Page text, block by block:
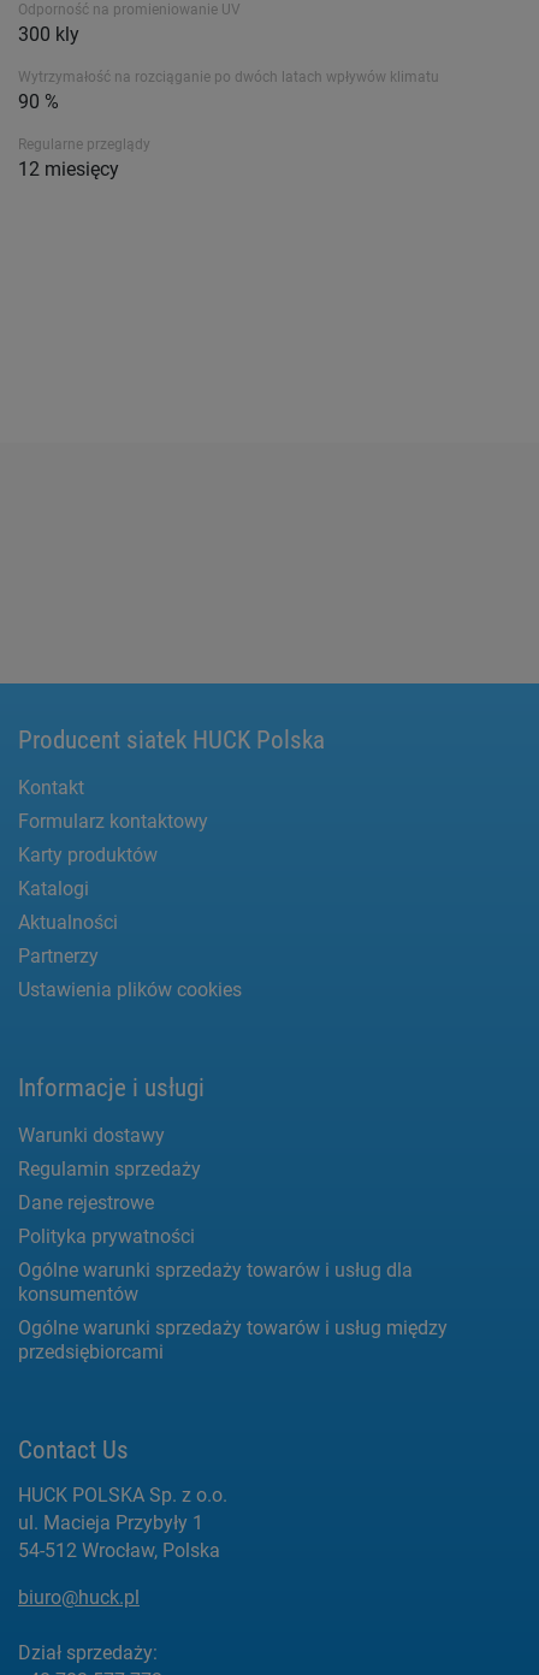
Odporność na promieniowanie UV
300 kly
Wytrzymałość na rozciąganie po dwóch latach wpływów klimatu
90 %
Regularne przeglądy
12 miesięcy
Producent siatek HUCK Polska
Kontakt
Formularz kontaktowy
Karty produktów
Katalogi
Aktualności
Partnerzy
Ustawienia plików cookies
Informacje i usługi
Warunki dostawy
Regulamin sprzedaży
Dane rejestrowe
Polityka prywatności
Ogólne warunki sprzedaży towarów i usług dla
konsumentów
Ogólne warunki sprzedaży towarów i usług między
przedsiębiorcami
Contact Us
HUCK POLSKA Sp. z o.o.
ul. Macieja Przybyły 1
54-512 Wrocław, Polska
biuro@huck.pl
Dział sprzedaży: